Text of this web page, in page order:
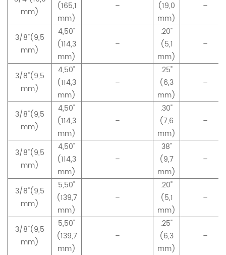
mm)
(165,1
mm)
–
(19,0
mm)
–
3/8"(9,5
mm)
4,50"
(114,3
mm)
–
.20"
(5,1
mm)
–
3/8"(9,5
mm)
4,50"
(114,3
mm)
–
.25"
(6,3
mm)
–
3/8"(9,5
mm)
4,50"
(114,3
mm)
–
.30"
(7,6
mm)
–
3/8"(9,5
mm)
4,50"
(114,3
mm)
–
38"
(9,7
mm)
–
3/8"(9,5
mm)
5,50"
(139,7
mm)
–
.20"
(5,1
mm)
–
3/8"(9,5
mm)
5,50"
(139,7
mm)
–
.25"
(6,3
mm)
–